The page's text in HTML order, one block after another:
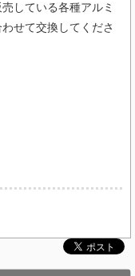
している各種アルミ
せて交換してくださ